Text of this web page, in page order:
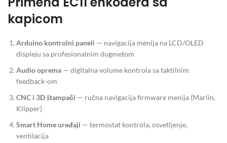
kapicom
Arduino kontrolni paneli — navigacija menija na LCD/OLED
displeju sa profesionalnim dugmetom
Audio oprema — digitalna volume kontrola sa taktilnim
feedback-om
CNC i 3D štampači — ručna navigacija firmware menija (Marlin,
Klipper)
Smart Home uređaji — termostat kontrola, osvetljenje,
ventilacija